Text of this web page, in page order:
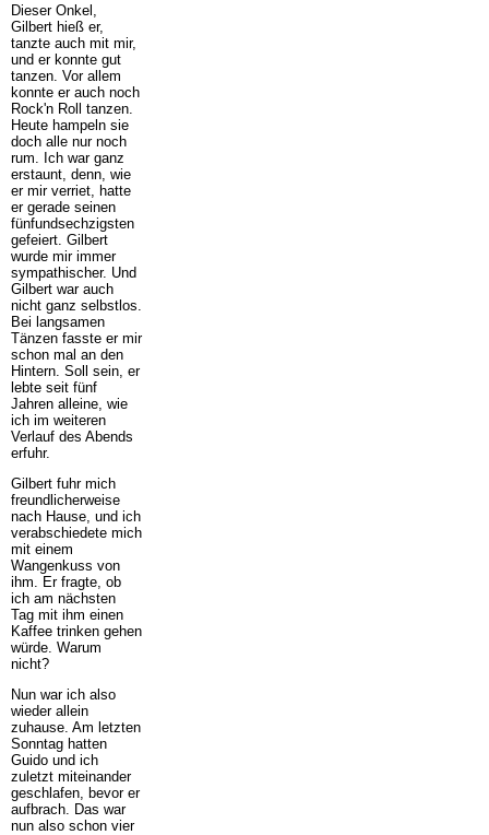
Dieser Onkel,
Gilbert hieß er,
tanzte auch mit mir,
und er konnte gut
tanzen. Vor allem
konnte er auch noch
Rock'n Roll tanzen.
Heute hampeln sie
doch alle nur noch
rum. Ich war ganz
erstaunt, denn, wie
er mir verriet, hatte
er gerade seinen
fünfundsechzigsten
gefeiert. Gilbert
wurde mir immer
sympathischer. Und
Gilbert war auch
nicht ganz selbstlos.
Bei langsamen
Tänzen fasste er mir
schon mal an den
Hintern. Soll sein, er
lebte seit fünf
Jahren alleine, wie
ich im weiteren
Verlauf des Abends
erfuhr.
Gilbert fuhr mich
freundlicherweise
nach Hause, und ich
verabschiedete mich
mit einem
Wangenkuss von
ihm. Er fragte, ob
ich am nächsten
Tag mit ihm einen
Kaffee trinken gehen
würde. Warum
nicht?
Nun war ich also
wieder allein
zuhause. Am letzten
Sonntag hatten
Guido und ich
zuletzt miteinander
geschlafen, bevor er
aufbrach. Das war
nun also schon vier